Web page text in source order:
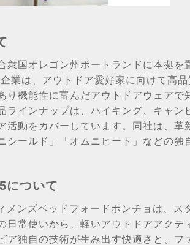
衆国オレゴン州ポートランドに本拠
業は、アウトドア愛好家に向けて高
り機能性に富んだアウトドアウェア
ラインナップは、ハイキング、キャ
活動をカバーしています。同社は、
シールド」「オムニヒート」などの
について
メンズベッドフォードポンチョは、ス
日常使いから、軽いアウトドアアク
ア独自の技術が生み出す快適さと、フ